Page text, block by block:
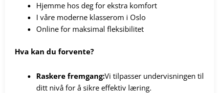
Hjemme hos deg for ekstra komfort
I våre moderne klasserom i Oslo
Online for maksimal fleksibilitet
Hva kan du forvente?
Raskere fremgang:Vi tilpasser undervisningen til
ditt nivå for å sikre effektiv læring.